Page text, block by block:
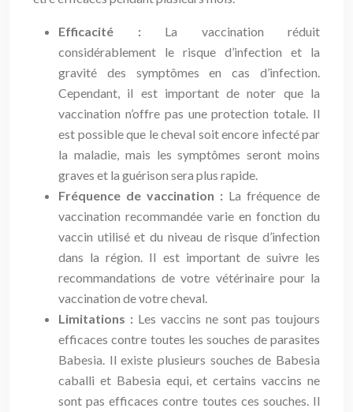
Efficacité : La vaccination réduit
considérablement le risque d’infection et la
gravité des symptômes en cas d’infection.
Cependant, il est important de noter que la
vaccination n’offre pas une protection totale. Il
est possible que le cheval soit encore infecté par
la maladie, mais les symptômes seront moins
graves et la guérison sera plus rapide.
Fréquence de vaccination : La fréquence de
vaccination recommandée varie en fonction du
vaccin utilisé et du niveau de risque d’infection
dans la région. Il est important de suivre les
recommandations de votre vétérinaire pour la
vaccination de votre cheval.
Limitations : Les vaccins ne sont pas toujours
efficaces contre toutes les souches de parasites
Babesia. Il existe plusieurs souches de Babesia
caballi et Babesia equi, et certains vaccins ne
sont pas efficaces contre toutes ces souches. Il